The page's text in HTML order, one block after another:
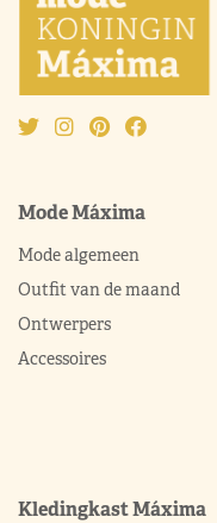
Mode Máxima
Mode algemeen
Outfit van de maand
Ontwerpers
Accessoires
Kledingkast Máxima